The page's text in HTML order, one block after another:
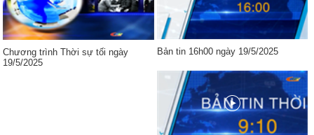
Chương trình Thời sự tối ngày
19/5/2025
Bản tin 16h00 ngày 19/5/2025